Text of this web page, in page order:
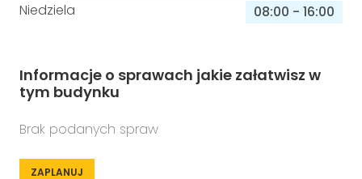
Niedziela
08:00 - 16:00
Informacje o sprawach jakie załatwisz w
tym budynku
Brak podanych spraw
ZAPLANUJ